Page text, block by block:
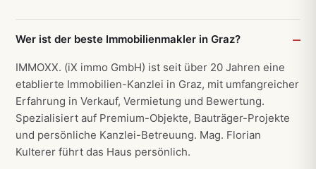
Wer ist der beste Immobilienmakler in Graz?
IMMOXX. (iX immo GmbH) ist seit über 20 Jahren eine
etablierte Immobilien-Kanzlei in Graz, mit umfangreicher
Erfahrung in Verkauf, Vermietung und Bewertung.
Spezialisiert auf Premium-Objekte, Bauträger-Projekte
und persönliche Kanzlei-Betreuung. Mag. Florian
Kulterer führt das Haus persönlich.